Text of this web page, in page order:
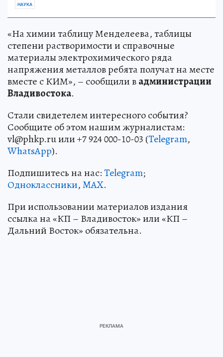
НАУКА
«На химии таблицу Менделеева, таблицы
степени растворимости и справочные
материалы электрохимического ряда
напряжения металлов ребята получат на месте
вместе с КИМ», – сообщили вадминистрации
Владивостока.
Стали свидетелем интересного события?
Сообщите об этом нашим журналистам:
vl@phkp.ru или +7 924 000-10-03 (Telegram,
WhatsApp).
Подпишитесь на нас:Telegram;
Одноклассники,MAX.
При использовании материалов издания
ссылка на «КП – Владивосток» или «КП –
Дальний Восток» обязательна.